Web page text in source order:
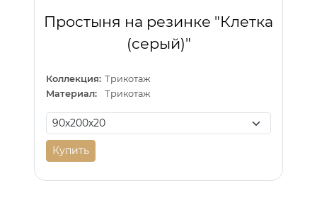
Простыня на резинке "Клетка
(серый)"
Коллекция: Трикотаж
Материал:
Трикотаж
Купить